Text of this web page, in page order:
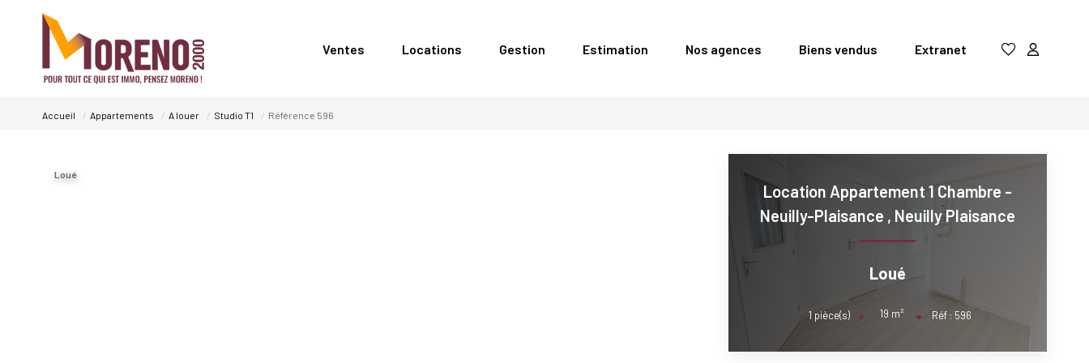
Ventes Locations Gestion Estimation Nos agences Biens vendus Extranet
Accueil Appartements A louer Studio T1 Référence 596
Loué
Location Appartement 1 Chambre -
Neuilly-Plaisance , Neuilly Plaisance
Loué
1 pièce(s) 19 m² Réf : 596